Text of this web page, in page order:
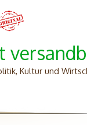
Kultur und